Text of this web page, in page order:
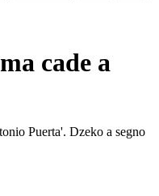
cade a
Puerta'. Dzeko a segno